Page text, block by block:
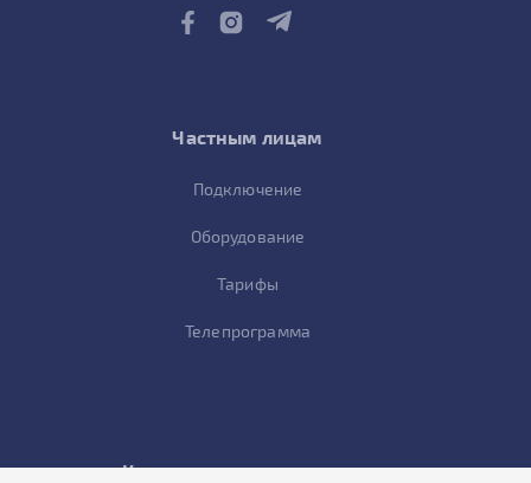
Частным лицам
Подключение
Оборудование
Тарифы
Телепрограмма
Корпоративным клиентам